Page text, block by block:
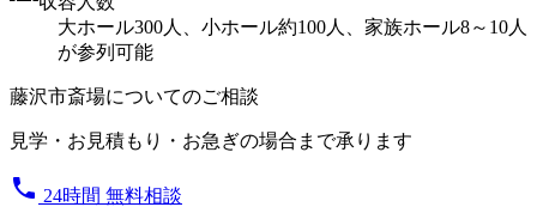
大ホール300人、小ホール約100人、家族ホール8～10人
が参列可能
藤沢市斎場についてのご相談
見学・お見積もり・お急ぎの場合まで承ります
phone 24時間 無料相談